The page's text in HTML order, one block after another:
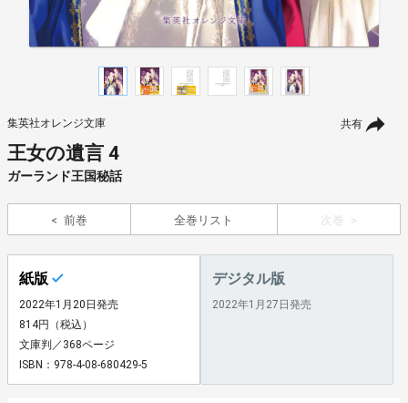
共有
集英社オレンジ文庫
王女の遺言 4
ガーランド王国秘話
前巻 全巻リスト 次巻
紙版
2022年1月20日発売
814円（税込）
文庫判／368ページ
ISBN：978-4-08-680429-5
デジタル版
2022年1月27日発売